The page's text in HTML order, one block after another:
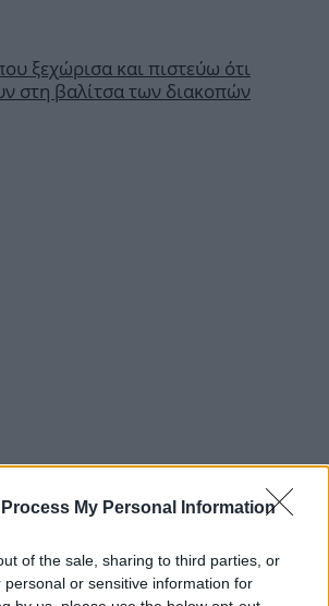
Process My Personal Information
of the sale, sharing to third parties, or
personal or sensitive information for
ξεχώρισα και πιστεύω ότι
στη βαλίτσα των διακοπών
τον Δημήτρη Σπυριδωνίδη από
στην Ίμπιζα